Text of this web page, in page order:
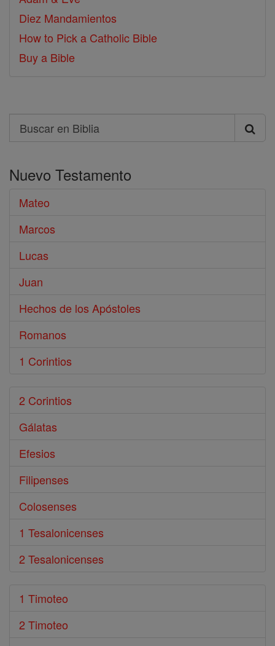
Diez Mandamientos
How to Pick a Catholic Bible
Buy a Bible
Search
Buscar
Biblia
Nuevo Testamento
Mateo
Marcos
Lucas
Juan
Hechos de los Apóstoles
Romanos
1 Corintios
2 Corintios
Gálatas
Efesios
Filipenses
Colosenses
1 Tesalonicenses
2 Tesalonicenses
1 Timoteo
2 Timoteo